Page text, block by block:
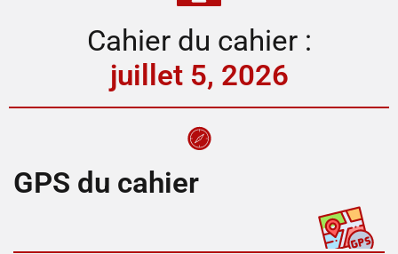
Cahier du cahier :
juillet 5, 2026
GPS du cahier